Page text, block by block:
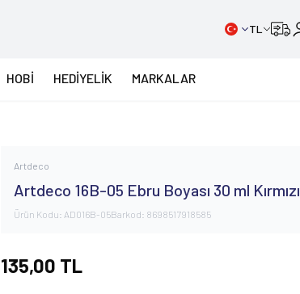
TL
HOBİ HEDİYELİK MARKALAR
Artdeco
Artdeco 16B-05 Ebru Boyası 30 ml Kırmızı
Ürün Kodu: AD016B-05Barkod: 8698517918585
135,00 TL